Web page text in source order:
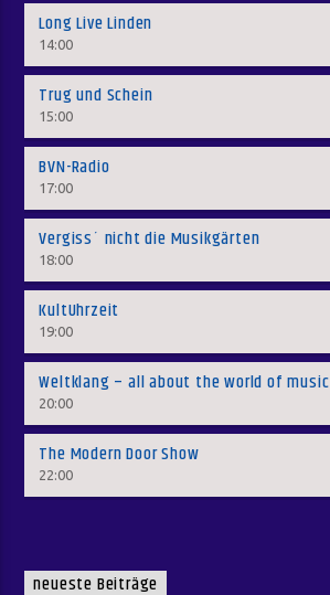
Long Live Linden
14:00
Trug und Schein
15:00
BVN-Radio
17:00
Vergiss´ nicht die Musikgärten
18:00
KultUhrzeit
19:00
Weltklang – all about the world of music
20:00
The Modern Door Show
22:00
neueste Beiträge